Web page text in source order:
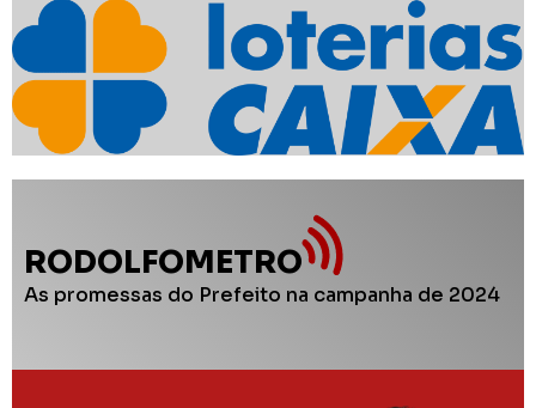
RODOLFOMETRO
As promessas do Prefeito na campanha de 2024